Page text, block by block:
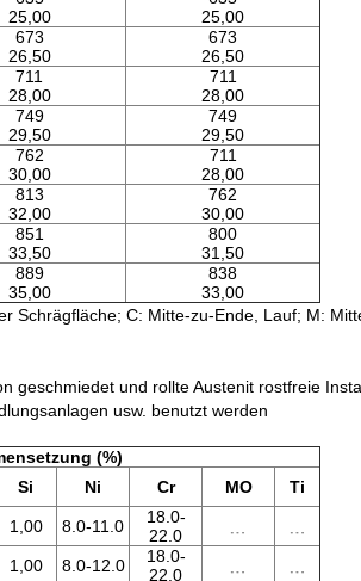
25,00
25,00
673
26,50
673
26,50
711
28,00
711
28,00
749
29,50
749
29,50
762
30,00
711
28,00
813
32,00
762
30,00
851
33,50
800
31,50
889
35,00
838
33,00
Schrägfläche; C: Mitte-zu-Ende, Lauf; M:
geschmiedet und rollte Austenit rostfreie
usw. benutzt werden
(%)
Si Ni Cr MO Ti
1,00 8.0-11.0
18.0-
22.0
1,00 8.0-12.0
18.0-
22.0